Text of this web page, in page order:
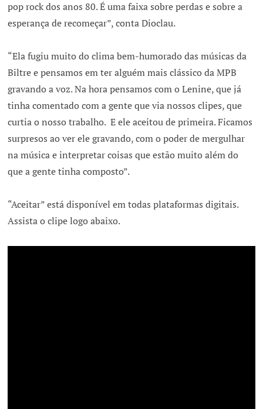
pop rock dos anos 80. É uma faixa sobre perdas e sobre a
esperança de recomeçar”, conta Dioclau.
“Ela fugiu muito do clima bem-humorado das músicas da
Biltre e pensamos em ter alguém mais clássico da MPB
gravando a voz. Na hora pensamos com o Lenine, que já
tinha comentado com a gente que via nossos clipes, que
curtia o nosso trabalho. E ele aceitou de primeira. Ficamos
surpresos ao ver ele gravando, com o poder de mergulhar
na música e interpretar coisas que estão muito além do
que a gente tinha composto”.
“Aceitar” está disponível em todas plataformas digitais.
Assista o clipe logo abaixo.